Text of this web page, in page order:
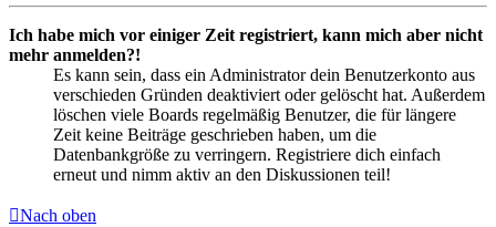
Ich habe mich vor einiger Zeit registriert, kann mich aber nicht
mehr anmelden?!
Es kann sein, dass ein Administrator dein Benutzerkonto aus
verschieden Gründen deaktiviert oder gelöscht hat. Außerdem
löschen viele Boards regelmäßig Benutzer, die für längere
Zeit keine Beiträge geschrieben haben, um die
Datenbankgröße zu verringern. Registriere dich einfach
erneut und nimm aktiv an den Diskussionen teil!
Nach oben